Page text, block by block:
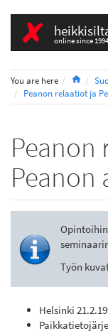
online since 1994
You are here Home
Peanon relaatiot ja
Peanon
Peanon
Työn
Helsinki